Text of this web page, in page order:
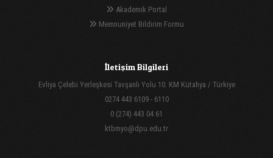
Akademik Portal
Memnuniyet Bildirim Formu
İletişim Bilgileri
Evliya Çelebi Yerleşkesi Tavşanlı Yolu 10. KM Kütahya / Türkiye
0274 443 6109 - 6110
0 (274) 443 04 61
ktbmyo@dpu.edu.tr